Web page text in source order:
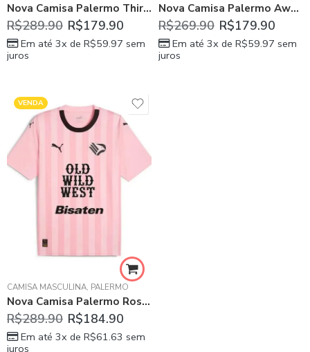
Nova Camisa Palermo Third Rosa 2023/24 Masculina
R$289.90 R$179.90
Em até 3x de R$59.97 sem
juros
Nova Camisa Palermo Away Preta 2023/24 Masculina
R$269.90 R$179.90
Em até 3x de R$59.97 sem
juros
VENDA
CAMISA MASCULINA, PALERMO
Nova Camisa Palermo Rosa Titular 2023/24 Masculina
R$289.90 R$184.90
Em até 3x de R$61.63 sem
juros